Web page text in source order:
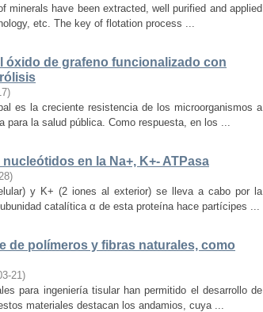
have been extracted, well purified and applied
etc. The key of flotation process ...
óxido de grafeno funcionalizado con
)
es la creciente resistencia de los microorganismos a
para la salud pública. Como respuesta, en los ...
en la Na+, K+- ATPasa
)
y K+ (2 iones al exterior) se lleva a cabo por la
catalítica α de esta proteína hace partícipes ...
de polímeros y fibras naturales, como
21)
para ingeniería tisular han permitido el desarrollo de
materiales destacan los andamios, cuya ...